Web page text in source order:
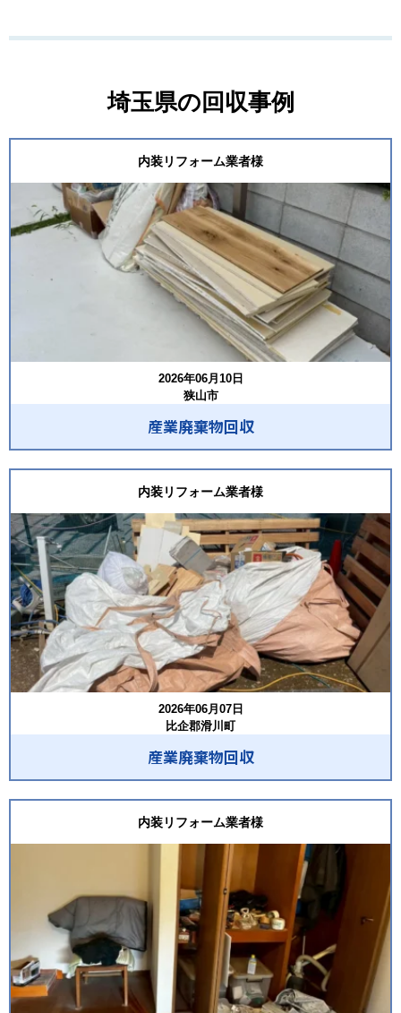
埼玉県の回収事例
内装リフォーム業者様
2026年06月10日
狭山市
産業廃棄物回収
内装リフォーム業者様
2026年06月07日
比企郡滑川町
産業廃棄物回収
内装リフォーム業者様